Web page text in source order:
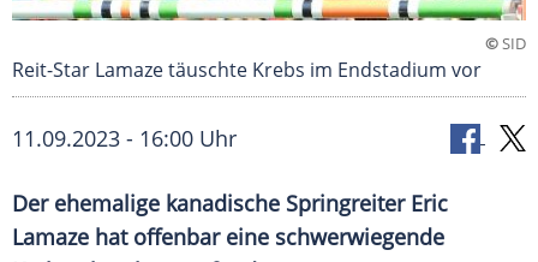
©SID
Reit-Star Lamaze täuschte Krebs im Endstadium vor
11.09.2023 - 16:00 Uhr
Der ehemalige kanadische Springreiter Eric
Lamaze hat offenbar eine schwerwiegende